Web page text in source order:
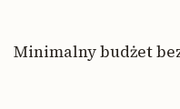
Minimalny budżet